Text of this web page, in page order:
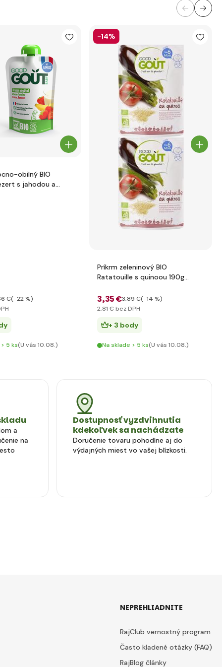
obilný BIO
s jahodou a
€(-22 %)
5 ks(U vás 10.08.)
-14%
Príkrm zeleninový BIO
Ratatouille s quinoou 190g
3,35 €3,89 €(-14 %)
2,81 € bez DPH
+ 3 body
Na sklade > 5 ks(U vás 10.08.)
a
na
Dostupnosť vyzdvihnutia
kdekoľvek sa nachádzate
Doručenie tovaru pohodlne aj do
výdajných miest vo vašej blízkosti.
NEPREHLIADNITE
RajClub vernostný program
Často kladené otázky (FAQ)
RajBlog články